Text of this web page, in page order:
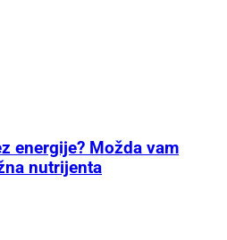
energije? Možda vam
nutrijenta